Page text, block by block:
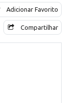
Adicionar Favorito
Compartilhar